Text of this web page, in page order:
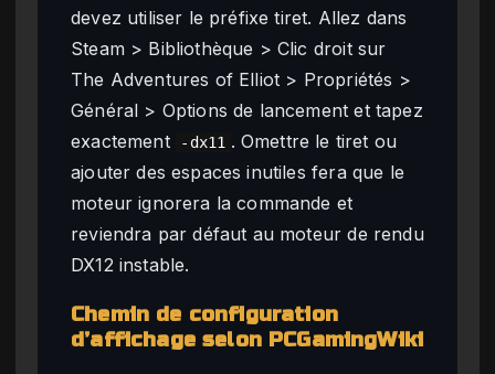
devez utiliser le préfixe tiret. Allez dans
Steam > Bibliothèque > Clic droit sur
The Adventures of Elliot > Propriétés >
Général > Options de lancement et tapez
exactement
-dx11 . Omettre le tiret ou
ajouter des espaces inutiles fera que le
moteur ignorera la commande et
reviendra par défaut au moteur de rendu
DX12 instable.
Chemin de configuration
d’affichage selon PCGamingWiki